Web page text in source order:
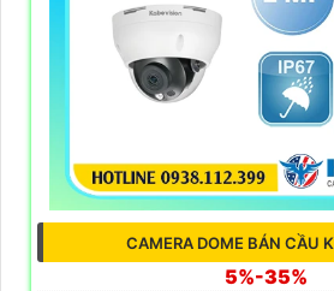
CAMERA DOME BÁN CẦU
5%-35%